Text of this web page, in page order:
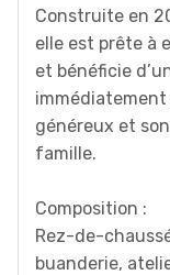
Construite en
elle est prête à
et bénéficie
immédiatement
généreux et
famille.
Composition :
Rez-de-
buanderie,